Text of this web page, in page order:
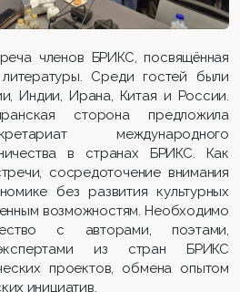
членов БРИКС, посвящённая
Среди гостей были
Индии, Ирана, Китая и России.
сторона предложила
международного
в странах БРИКС. Как
сосредоточение внимания
без развития культурных
возможностям. Необходимо
с авторами, поэтами,
из стран БРИКС
проектов, обмена опытом
инициатив.